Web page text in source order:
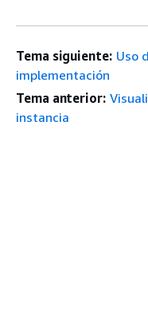
Tema siguiente: Uso
implementación
Tema anterior:
instancia